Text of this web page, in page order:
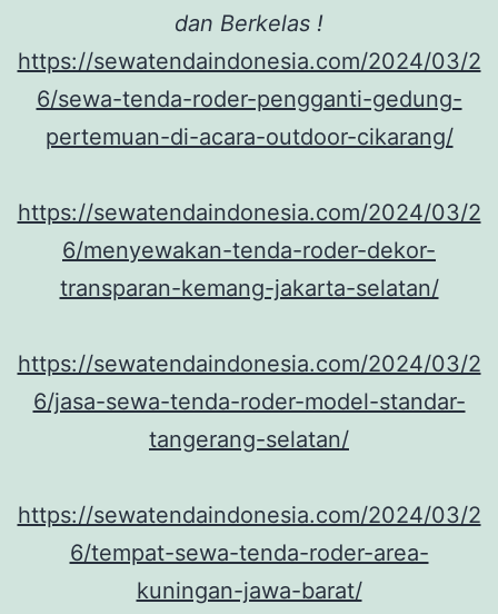
dan Berkelas !
https://sewatendaindonesia.com/2024/03/2
6/sewa-tenda-roder-pengganti-gedung-
pertemuan-di-acara-outdoor-cikarang/
https://sewatendaindonesia.com/2024/03/2
6/menyewakan-tenda-roder-dekor-
transparan-kemang-jakarta-selatan/
https://sewatendaindonesia.com/2024/03/2
6/jasa-sewa-tenda-roder-model-standar-
tangerang-selatan/
https://sewatendaindonesia.com/2024/03/2
6/tempat-sewa-tenda-roder-area-
kuningan-jawa-barat/